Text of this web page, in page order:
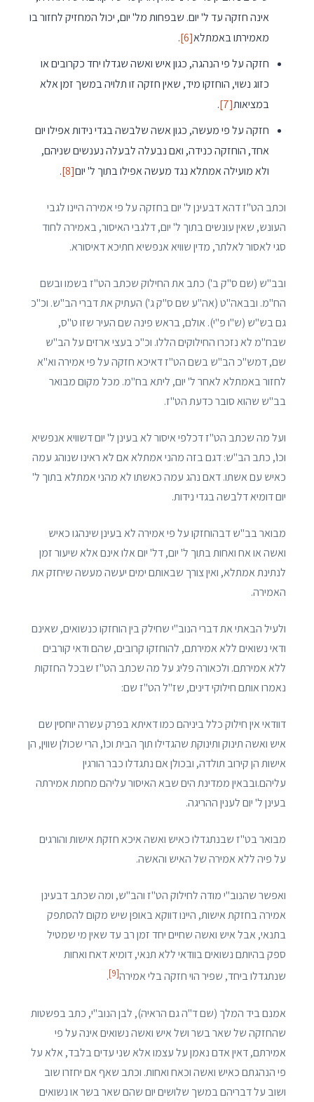
אינה חזקה עד ל' יום. שבפחות מל' יום, יכול המחזיק לחזור בו
מאמירתו באמתלא[6]
.
חזקה על פי הנהגה, כגון איש ואשה שגדלו יחד כקרובים או
כזוג נשוי, הוחזקו מיד, שאין חזקה זו תלויה במשך זמן אלא
במציאות[7]
.
חזקה על פי מעשה, כגון אשה שלבשה בגדי נידות אפילו יום
אחד, הוחזקה כנידה, ואם נבעלה לבעלה נענשים שניהם,
ולא מועילה אמתלא נגד מעשה אפילו בתוך ל' יום[8]
.
וכתב הט"ז דהא דבעינן ל' יום בחזקה על פי אמירה היינו לגבי
העונש, שאין עונשים בתוך ל' יום, דלגבי האיסור, באמירה לחוד
סגי לאסור לאלתר, מדין שוויא אנפשיא חתיכא דאיסורא.
ובב"ש (שם ס"ק ב') כתב את החילוק שכתב הט"ז בשמו ובשם
הח"מ. ובבאה"ט (אה"ע שם ס"ק ג') העתיק את דברי הב"ש. וכ"כ
גם בש"ש (ש"ו פ"י). אולם, בראש פינה שם העיר שזו ט"ס,
שבח"מ לא נזכרו החילוקים הללו. וכ"כ בעצי ארזים על הב"ש
שם, דמש"כ הב"ש בשם הט"ז דאיכא חזקה על פי אמירה וא"א
לחזור באמתלא לאחר ל' יום, ליתא בח"מ. מכל מקום מבואר
בב"ש שהוא סובר כדעת הט"ז.
ועל מה שכתב הט"ז דכלפי איסור לא בעינן ל' יום דשוויא אנפשיא
וכו', כתב הב"ש: דגם בזה מהני אמתלא אם לא ראינו שנוהג עמה
כאיש עם אשתו. דאם נהג עמה כאשתו לא מהני אמתלא בתוך ל'
יום דומיא דלבשה בגדי נידות.
מבואר בב"ש דבהוחזקו על פי אמירה לא בעינן שינהגו כאיש
ואשה או אח ואחות בתוך ל' יום, דל' יום אלו אינם אלא שיעור זמן
לנתינת אמתלא, ואין צורך שבאותם ימים יעשה מעשה שיחזק את
האמירה.
ולעיל הבאתי את דברי הנוב"י שחילק בין הוחזקו כנשואים, שאינם
ודאי נשואים ללא אמירתם, להוחזקו קרובים, שהם ודאי קורבים
ללא אמירתם. ולכאורה פליג על מה שכתב הט"ז שבכל החזקות
נאמרו אותם חילוקי דינים, שז"ל הט"ז שם:
דוודאי אין חילוק כלל ביניהם כמו דאיתא בפרק עשרה יוחסין שם
איש ואשה תינוק ותינוקת שהגדילו תוך הבית וכו', הרי שכולן שווין, הן
אישות הן קירוב תולדה, ובכולן אם נתגדלו כבר הורגין
עליהם.ובבאין ממדינת הים שבא האיסור עליהם מחמת אמירתה
בעינן ל' יום לענין ההריגה.
מבואר בט"ז שבנתגדלו כאיש ואשה איכא חזקת אישות והורגים
על פיה ללא אמירה של האיש והאשה.
ואפשר שהנוב"י מודה לחילוק הט"ז והב"ש, ומה שכתב דבעינן
אמירה בחזקת אישות, היינו דווקא באופן שיש מקום להסתפק
בתנאי, אבל איש ואשה שחיים יחד זמן רב עד שאין מי שמטיל
ספק בהיותם נשואים בוודאי ללא תנאי, דומיא דאח ואחות
שנתגדלו ביחד, שפיר הוי חזקה בלי אמירה[9]
.
אמנם ביד המלך (שם ד"ה גם הראיה), לבן הנוב"י, כתב בפשטות
שהחזקה של שאר בשר ושל איש ואשה נשואים אינה על פי
אמירתם, דאין אדם נאמן על עצמו אלא שני עדים בלבד, אלא על
פי הנהגתם כאיש ואשה וכאח ואחות. וכתב שאף אם יחזרו שוב
ושוב על דבריהם במשך שלושים יום שהם שאר בשר או נשואים